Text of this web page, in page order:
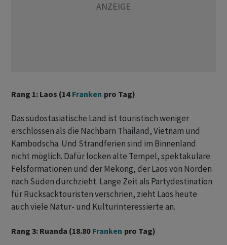
Rang 1: Laos (14 Franken pro Tag)
Das südostasiatische Land ist touristisch weniger
erschlossen als die Nachbarn Thailand, Vietnam und
Kambodscha. Und Strandferien sind im Binnenland
nicht möglich. Dafür locken alte Tempel, spektakuläre
Felsformationen und der Mekong, der Laos von Norden
nach Süden durchzieht. Lange Zeit als Partydestination
für Rucksacktouristen verschrien, zieht Laos heute
auch viele Natur- und Kulturinteressierte an.
Rang 3: Ruanda (18.80 Franken pro Tag)